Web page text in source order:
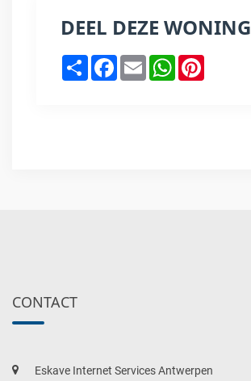
DEEL DEZE WONING
Share Facebook
Email WhatsApp
CONTACT
Eskave Internet Services Antwerpen